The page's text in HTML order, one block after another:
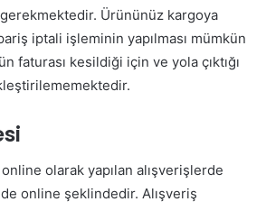
Ürününüz kargoya
iptali işleminin yapılması mümkün
faturası kesildiği için ve yola çıktığı
olarak yapılan alışverişlerde
online şeklindedir. Alışveriş